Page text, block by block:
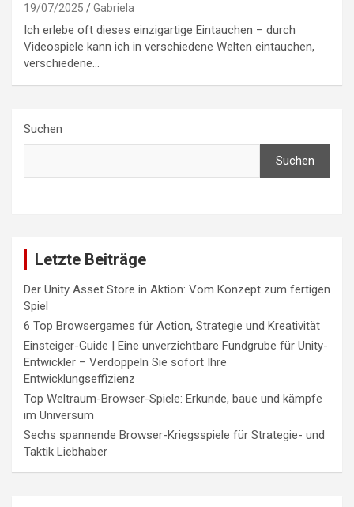
19/07/2025 Gabriela
Ich erlebe oft dieses einzigartige Eintauchen – durch
Videospiele kann ich in verschiedene Welten eintauchen,
verschiedene…
Suchen
Suchen
Letzte Beiträge
Der Unity Asset Store in Aktion: Vom Konzept zum fertigen
Spiel
6 Top Browsergames für Action, Strategie und Kreativität
Einsteiger-Guide | Eine unverzichtbare Fundgrube für Unity-
Entwickler – Verdoppeln Sie sofort Ihre
Entwicklungseffizienz
Top Weltraum-Browser-Spiele: Erkunde, baue und kämpfe
im Universum
Sechs spannende Browser-Kriegsspiele für Strategie- und
Taktik Liebhaber